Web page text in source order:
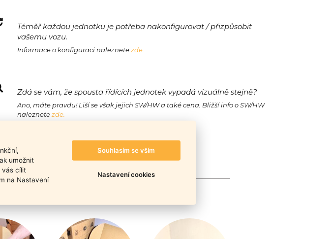
Téměř každou jednotku je potřeba nakonfigurovat / přizpůsobit
vašemu vozu.
Informace o konfiguraci naleznetezde.
Zdá se vám, že spousta řídících jednotek vypadá vizuálně stejně?
Ano, máte pravdu! Liší se však jejich SW/HW a také cena. Bližší info o SW/HW
naleznetezde.
umožnit
vás cílit
na Nastavení
Souhlasím se vším
Nastavení cookies